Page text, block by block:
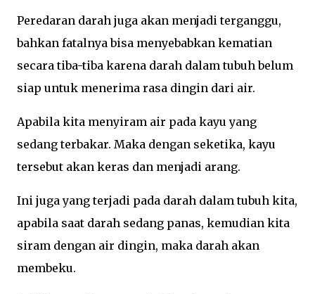
Peredaran darah juga akan menjadi terganggu,
bahkan fatalnya bisa menyebabkan kematian
secara tiba-tiba karena darah dalam tubuh belum
siap untuk menerima rasa dingin dari air.
Apabila kita menyiram air pada kayu yang
sedang terbakar. Maka dengan seketika, kayu
tersebut akan keras dan menjadi arang.
Ini juga yang terjadi pada darah dalam tubuh kita,
apabila saat darah sedang panas, kemudian kita
siram dengan air dingin, maka darah akan
membeku.